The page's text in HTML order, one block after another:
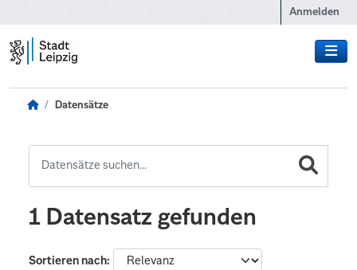
Anmelden
Datensätze
1 Datensatz gefunden
Sortieren nach